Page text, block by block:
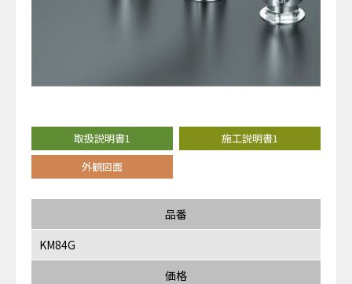
取扱説明書1
施工説明書1
外観図面
品番
KM84G
価格